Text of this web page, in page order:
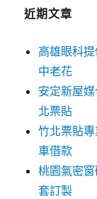
近期文章
高雄眼科
中老花
安定新屋
北票貼
竹北票貼
車借款
桃園氣密
套訂製